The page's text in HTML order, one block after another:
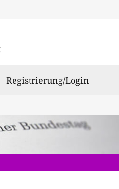
Registrierung/Login